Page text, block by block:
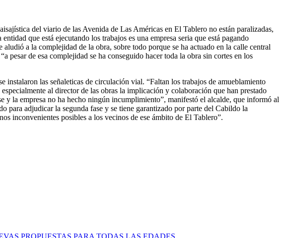
del viario de las Avenida de Las Américas en El Tablero no están paralizadas,
que está ejecutando los trabajos es una empresa seria que está pagando
a la complejidad de la obra, sobre todo porque se ha actuado en la calle central
pesar de esa complejidad se ha conseguido hacer toda la obra sin cortes en los
las señaleticas de circulación vial. “Faltan los trabajos de amueblamiento
al director de las obras la implicación y colaboración que han prestado
y la empresa no ha hecho ningún incumplimiento”, manifestó el alcalde, que informó al
para adjudicar la segunda fase y se tiene garantizado por parte del Cabildo la
inconvenientes posibles a los vecinos de ese ámbito de El Tablero”.
PROPUESTAS PARA TODAS LAS EDADES